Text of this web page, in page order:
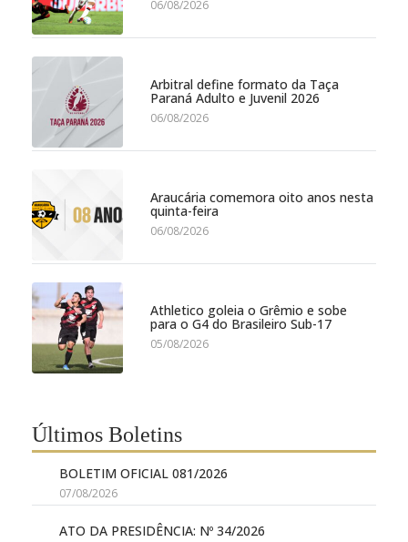
06/08/2026
Arbitral define formato da Taça
Paraná Adulto e Juvenil 2026
06/08/2026
Araucária comemora oito anos nesta
quinta-feira
06/08/2026
Athletico goleia o Grêmio e sobe
para o G4 do Brasileiro Sub-17
05/08/2026
Últimos Boletins
BOLETIM OFICIAL 081/2026
07/08/2026
ATO DA PRESIDÊNCIA: Nº 34/2026